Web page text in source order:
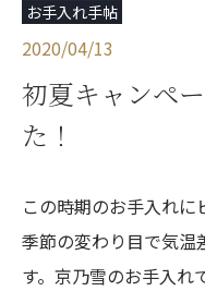
お手入れ手帖
2020/04/13
初夏キャンペ
た！
この時期のお手入れに
季節の変わり目で気温
す。京乃雪のお手入れ